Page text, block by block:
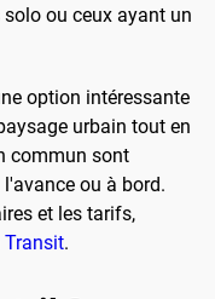
ou ceux ayant un
option intéressante
urbain tout en
commun sont
ou à bord.
et les tarifs,
.